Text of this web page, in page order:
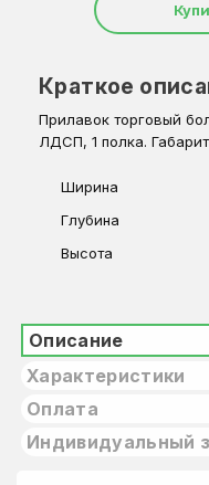
Краткое
Прилавок торговый
ЛДСП, 1 полка.
Ширина
Глубина
Высота
Описание
Характеристики
Оплата
Индивидуальный